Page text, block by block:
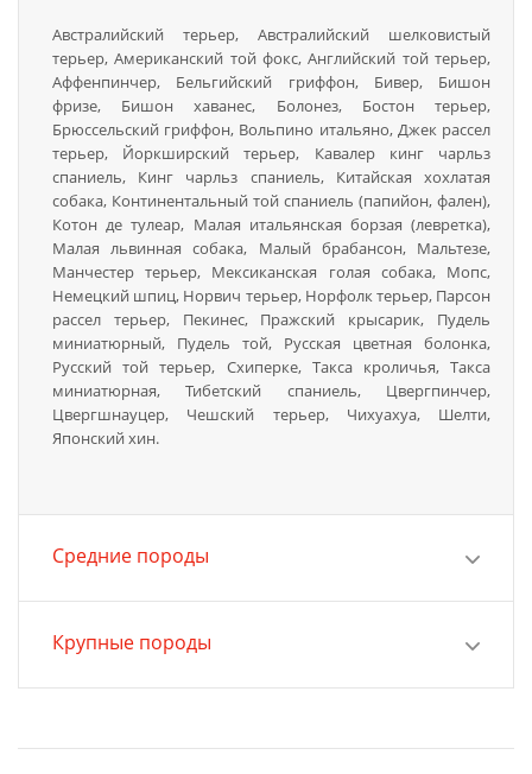
Австралийский терьер, Австралийский шелковистый
терьер, Американский той фокс, Английский той терьер,
Аффенпинчер, Бельгийский гриффон, Бивер, Бишон
фризе, Бишон хаванес, Болонез, Бостон терьер,
Брюссельский гриффон, Вольпино итальяно, Джек рассел
терьер, Йоркширский терьер, Кавалер кинг чарльз
спаниель, Кинг чарльз спаниель, Китайская хохлатая
собака, Континентальный той спаниель (папийон, фален),
Котон де тулеар, Малая итальянская борзая (левретка),
Малая львинная собака, Малый брабансон, Мальтезе,
Манчестер терьер, Мексиканская голая собака, Мопс,
Немецкий шпиц, Норвич терьер, Норфолк терьер, Парсон
рассел терьер, Пекинес, Пражский крысарик, Пудель
миниатюрный, Пудель той, Русская цветная болонка,
Русский той терьер, Схиперке, Такса кроличья, Такса
миниатюрная, Тибетский спаниель, Цвергпинчер,
Цвергшнауцер, Чешский терьер, Чихуахуа, Шелти,
Японский хин.
Средние породы
Крупные породы